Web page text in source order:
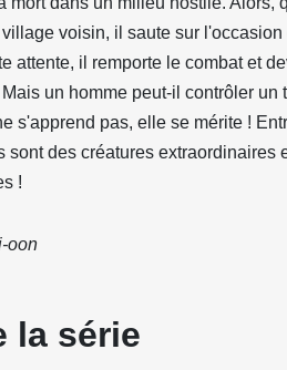
voisin, il saute sur
attente, il remporte le combat et
Mais un homme peut-il contrôler un
s'apprend pas, elle se mérite !
sont des créatures extraordinaires
!
oon
la série